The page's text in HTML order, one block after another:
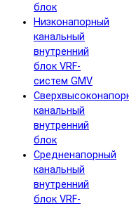
блок
Низконапорный
канальный
внутренний
блок VRF-
систем GMV
канальный
внутренний
блок
Средненапорный
канальный
внутренний
блок VRF-